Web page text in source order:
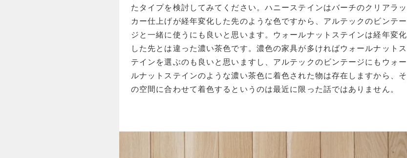
たタイプを検討してみてください。ハニーステインはバーチのクリアラッ
カー仕上げが経年変化した先のような色ですから、アルテックのビンテー
ジと一緒に使うにも良いと思います。ウォールナットステインは経年変化
した先とは違った濃い茶色です。濃色の家具が多ければウォールナットス
テインを選ぶのも良いと思いますし、アルテックのビンテージにもウォー
ルナットステインのような濃い茶色に着色された物は存在しますから、そ
の空間に合わせて着色するというのは最近に限った話ではありません。